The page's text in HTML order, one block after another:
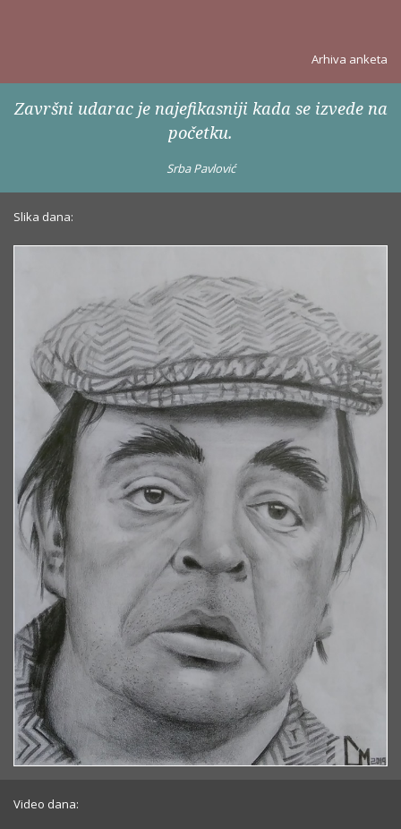
Arhiva anketa
Završni udarac je najefikasniji kada se izvede na
početku.
Srba Pavlović
Slika dana:
Video dana: